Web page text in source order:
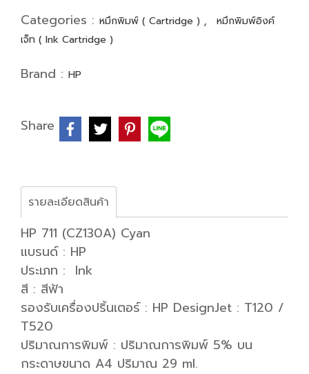
Categories : หมึกพิมพ์ ( Cartridge ) ,
หมึกพิมพ์อิงค์
เจ็ท ( Ink Cartridge )
Brand : HP
Share
รายละเอียดสินค้า
HP 711 (CZ130A) Cyan
แบรนด์ : HP
ประเภท : Ink
สี : สีฟ้า
รองรับเครื่องปริ้นเตอร์ : HP DesignJet : T120 /
T520
ปริมาณการพิมพ์ : ปริมาณการพิมพ์ 5% บน
กระดาษขนาด A4 ปริมาณ 29 ml.